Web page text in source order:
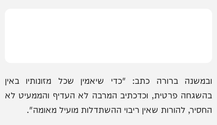
ובמשנה ברורה כתב: "כדי שיאמין שכל מזונותיו באין
בהשגחה פרטית, וכדכתיב המרבה לא העדיף והממעיט לא
החסיר, להורות שאין ריבוי ההשתדלות מועיל מאומה".